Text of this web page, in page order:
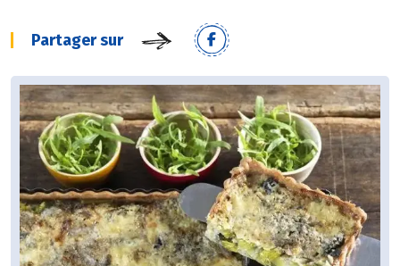
Partager sur